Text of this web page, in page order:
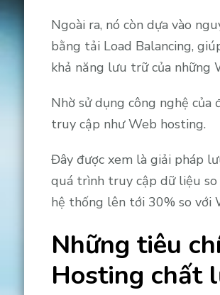
Ngoài ra, nó còn dựa vào
bằng tải Load Balancing,
khả năng lưu trữ của những
Nhờ sử dụng công nghệ
truy cập như Web hosting.
Đây được xem là giải pháp
quá trình truy cập dữ liệu so
hệ thống lên tới 30% so với
Những tiêu
Hosting chất